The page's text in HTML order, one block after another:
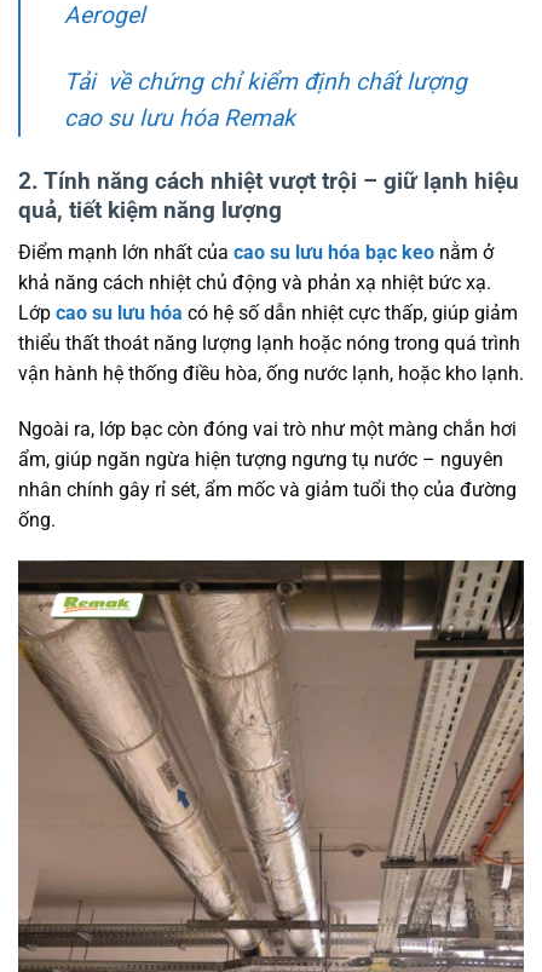
Aerogel
Tải về chứng chỉ kiểm định chất lượng
cao su lưu hóa Remak
2. Tính năng cách nhiệt vượt trội – giữ lạnh hiệu
quả, tiết kiệm năng lượng
Điểm mạnh lớn nhất của cao su lưu hóa bạc keo nằm ở
khả năng cách nhiệt chủ động và phản xạ nhiệt bức xạ.
Lớp cao su lưu hóa có hệ số dẫn nhiệt cực thấp, giúp giảm
thiểu thất thoát năng lượng lạnh hoặc nóng trong quá trình
vận hành hệ thống điều hòa, ống nước lạnh, hoặc kho lạnh.
Ngoài ra, lớp bạc còn đóng vai trò như một màng chắn hơi
ẩm, giúp ngăn ngừa hiện tượng ngưng tụ nước – nguyên
nhân chính gây rỉ sét, ẩm mốc và giảm tuổi thọ của đường
ống.